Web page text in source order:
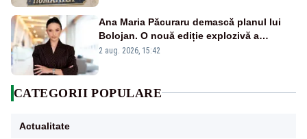
Ana Maria Păcuraru demască planul lui
Bolojan. O nouă ediție explozivă a
emisiunii „Miza Zilei” la Realitatea PLUS
2 aug. 2026, 15:42
CATEGORII POPULARE
Actualitate